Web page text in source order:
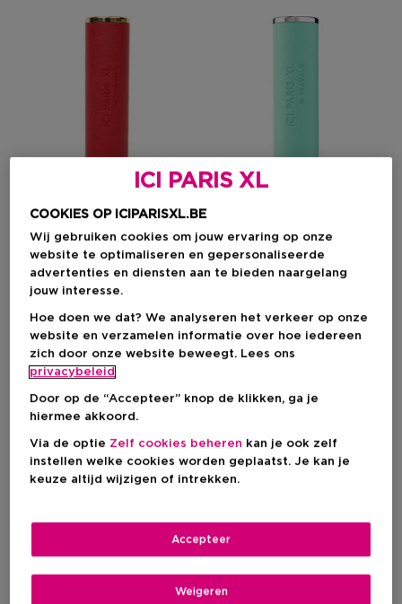
Exclusief
ICI PARIS XL
Fragrance Atomizer Leather Red
Travalo By Ici Paris Xl
Productprijs
€ 19,95
1
ICI PARIS XL
Productprijs
€ 19,95
ICI PARIS XL
COOKIES OP ICIPARISXL.BE
Wij gebruiken cookies om jouw ervaring op onze
website te optimaliseren en gepersonaliseerde
advertenties en diensten aan te bieden naargelang
jouw interesse.
Hoe doen we dat? We analyseren het verkeer op onze
website en verzamelen informatie over hoe iedereen
zich door onze website beweegt. Lees ons
privacybeleid
Door op de “Accepteer” knop de klikken, ga je
hiermee akkoord.
Via de optie Zelf cookies beheren kan je ook zelf
instellen welke cookies worden geplaatst. Je kan je
keuze altijd wijzigen of intrekken.
Weigeren
Accepteer